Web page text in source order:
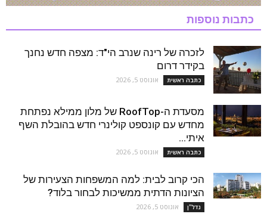
כתבות נוספות
לזכרה של רינה שנרב הי"ד: מצפה חדש נחנך
בקידר דרום
כתבה ראשית אוגוסט 5, 2026
מסעדת ה-RoofTop של מלון ממילא נפתחת
מחדש עם קונספט קולינרי חדש בהובלת השף
איתי...
כתבה ראשית אוגוסט 5, 2026
הכי קרוב לבית: למה המשפחות הצעירות של
הציונות הדתית ממשיכות לבחור בלוד?
נדל''ן אוגוסט 5, 2026